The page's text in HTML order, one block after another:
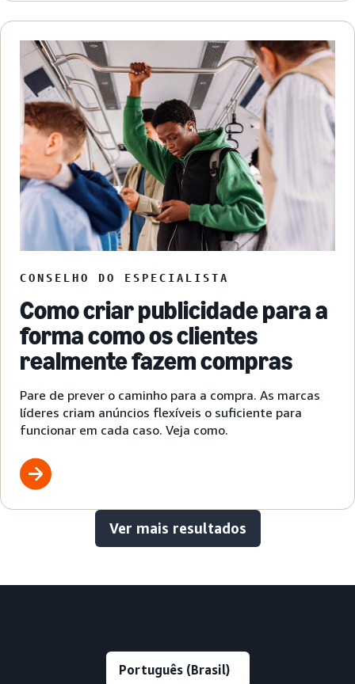
CONSELHO DO ESPECIALISTA
Como criar publicidade para a
forma como os clientes
realmente fazem compras
Pare de prever o caminho para a compra. As marcas
líderes criam anúncios flexíveis o suficiente para
funcionar em cada caso. Veja como.
Ver mais resultados